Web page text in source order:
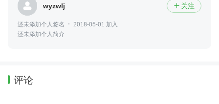
wyzwlj  关注
还未添加个人签名
2018-05-01 加入
还未添加个人简介
评论